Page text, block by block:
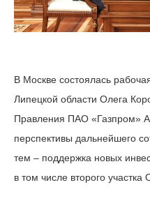
В Москве состоялась
Липецкой области Олега
Правления ПАО «Газпром»
перспективы дальнейшего
тем – поддержка новых
в том числе второго